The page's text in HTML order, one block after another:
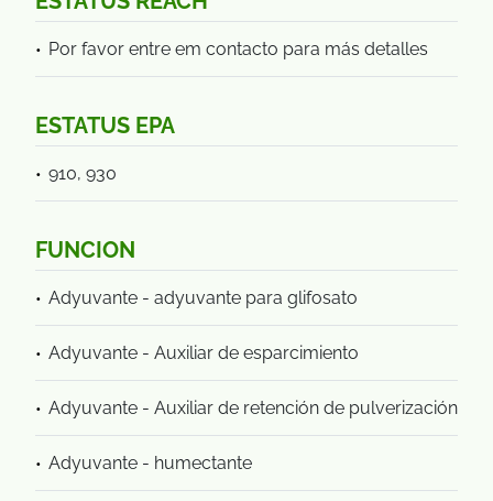
Por favor entre em contacto para más detalles
ESTATUS EPA
910, 930
FUNCION
Adyuvante - adyuvante para glifosato
Adyuvante - Auxiliar de esparcimiento
Adyuvante - Auxiliar de retención de pulverización
Adyuvante - humectante